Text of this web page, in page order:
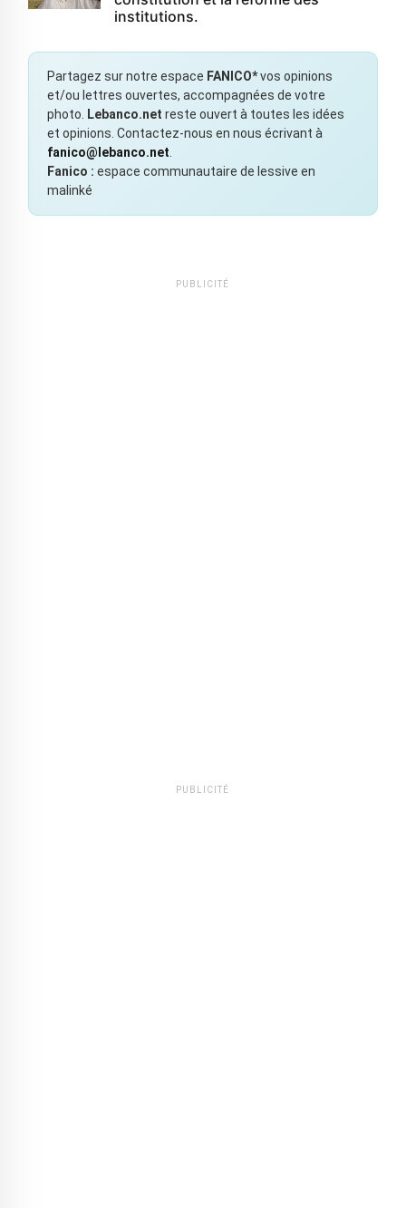
institutions.
Partagez sur notre espace FANICO*vos opinions
et/ou lettres ouvertes, accompagnées de votre
photo.
Lebanco.net reste ouvert à toutes les idées
et opinions. Contactez-nous en nous écrivant à
fanico@lebanco.net
Fanico : espace communautaire de lessive en
malinké
PUBLICITÉ
PUBLICITÉ